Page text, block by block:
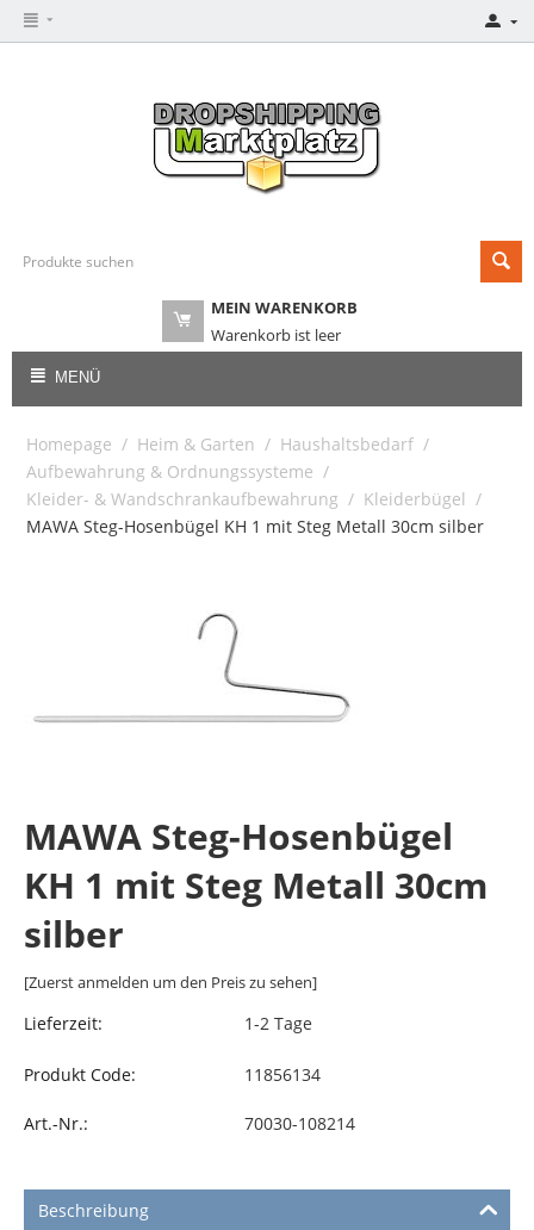
MEIN WARENKORB
Warenkorb ist leer
MENÜ
Homepage / Heim & Garten / Haushaltsbedarf /
Aufbewahrung & Ordnungssysteme /
Kleider- & Wandschrankaufbewahrung / Kleiderbügel /
MAWA Steg-Hosenbügel KH 1 mit Steg Metall 30cm silber
MAWA Steg-Hosenbügel
KH 1 mit Steg Metall 30cm
silber
[Zuerst anmelden um den Preis zu sehen]
Lieferzeit: 1-2 Tage
Produkt Code: 11856134
Art.-Nr.: 70030-108214
Beschreibung